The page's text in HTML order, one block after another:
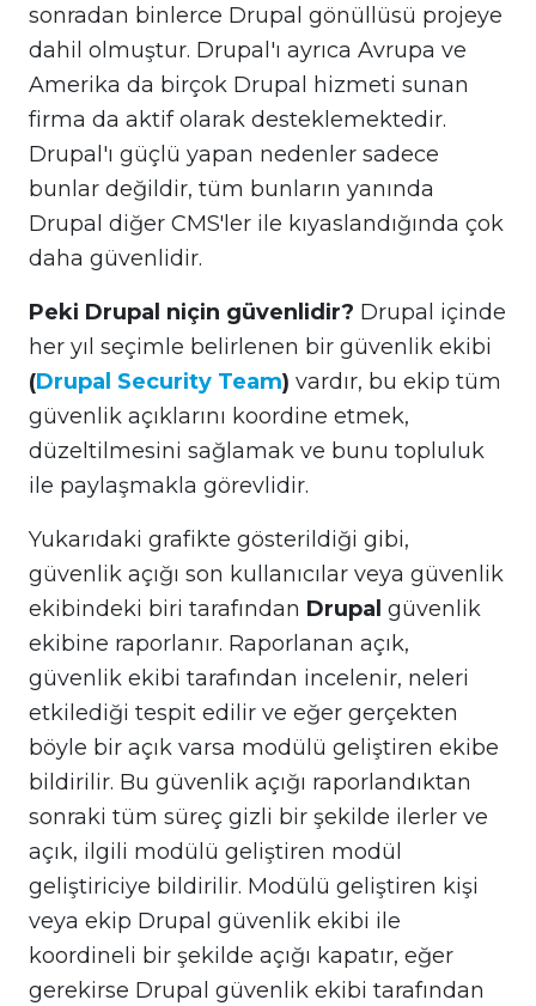
sonradan binlerce Drupal gönüllüsü projeye
dahil olmuştur. Drupal'ı ayrıca Avrupa ve
Amerika da birçok Drupal hizmeti sunan
firma da aktif olarak desteklemektedir.
Drupal'ı güçlü yapan nedenler sadece
bunlar değildir, tüm bunların yanında
Drupal diğer CMS'ler ile kıyaslandığında çok
daha güvenlidir.
Peki Drupal niçin güvenlidir? Drupal içinde
her yıl seçimle belirlenen bir güvenlik ekibi
(Drupal Security Team) vardır, bu ekip tüm
güvenlik açıklarını koordine etmek,
düzeltilmesini sağlamak ve bunu topluluk
ile paylaşmakla görevlidir.
Yukarıdaki grafikte gösterildiği gibi,
güvenlik açığı son kullanıcılar veya güvenlik
ekibindeki biri tarafından Drupal güvenlik
ekibine raporlanır. Raporlanan açık,
güvenlik ekibi tarafından incelenir, neleri
etkilediği tespit edilir ve eğer gerçekten
böyle bir açık varsa modülü geliştiren ekibe
bildirilir. Bu güvenlik açığı raporlandıktan
sonraki tüm süreç gizli bir şekilde ilerler ve
açık, ilgili modülü geliştiren modül
geliştiriciye bildirilir. Modülü geliştiren kişi
veya ekip Drupal güvenlik ekibi ile
koordineli bir şekilde açığı kapatır, eğer
gerekirse Drupal güvenlik ekibi tarafından